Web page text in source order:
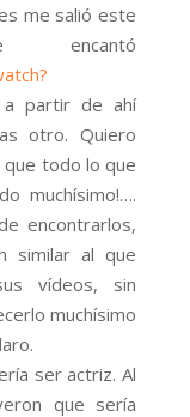
me salió este
partir de ahí
otro. Quiero
todo lo que
muchísimo!….
encontrarlos,
similar al que
vídeos, sin
muchísimo
ser actriz. Al
que sería